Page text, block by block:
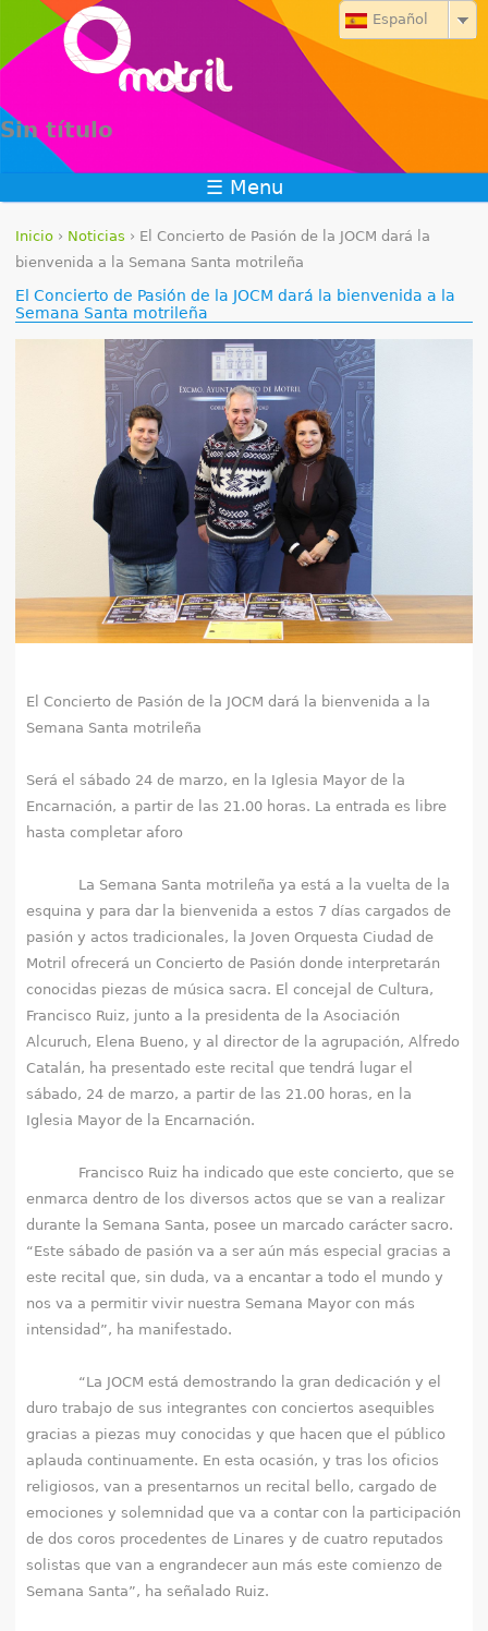
Jump to navigation
Sin título
Español
☰ Menu
S
e
t
r
a
u
s
d
a
q
u
Inicio › Noticias › El Concierto de Pasión de la JOCM dará la
bienvenida a la Semana Santa motrileña
El Concierto de Pasión de la JOCM dará la bienvenida a la
Semana Santa motrileña
El Concierto de Pasión de la JOCM dará la bienvenida a la
Semana Santa motrileña
Será el sábado 24 de marzo, en la Iglesia Mayor de la
Encarnación, a partir de las 21.00 horas. La entrada es libre
hasta completar aforo
La Semana Santa motrileña ya está a la vuelta de la
esquina y para dar la bienvenida a estos 7 días cargados de
pasión y actos tradicionales, la Joven Orquesta Ciudad de
Motril ofrecerá un Concierto de Pasión donde interpretarán
conocidas piezas de música sacra. El concejal de Cultura,
Francisco Ruiz, junto a la presidenta de la Asociación
Alcuruch, Elena Bueno, y al director de la agrupación, Alfredo
Catalán, ha presentado este recital que tendrá lugar el
sábado, 24 de marzo, a partir de las 21.00 horas, en la
Iglesia Mayor de la Encarnación.
Francisco Ruiz ha indicado que este concierto, que se
enmarca dentro de los diversos actos que se van a realizar
durante la Semana Santa, posee un marcado carácter sacro.
“Este sábado de pasión va a ser aún más especial gracias a
este recital que, sin duda, va a encantar a todo el mundo y
nos va a permitir vivir nuestra Semana Mayor con más
intensidad”, ha manifestado.
“La JOCM está demostrando la gran dedicación y el
duro trabajo de sus integrantes con conciertos asequibles
gracias a piezas muy conocidas y que hacen que el público
aplauda continuamente. En esta ocasión, y tras los oficios
religiosos, van a presentarnos un recital bello, cargado de
emociones y solemnidad que va a contar con la participación
de dos coros procedentes de Linares y de cuatro reputados
solistas que van a engrandecer aun más este comienzo de
Semana Santa”, ha señalado Ruiz.